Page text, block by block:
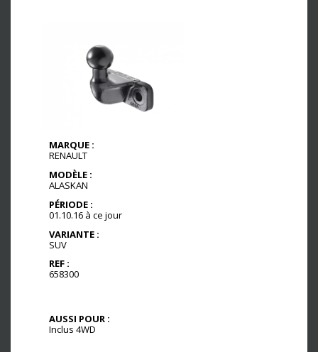
MARQUE :
RENAULT
MODÈLE :
ALASKAN
PÉRIODE :
01.10.16 à ce jour
VARIANTE :
SUV
REF :
658300
AUSSI POUR :
Inclus 4WD